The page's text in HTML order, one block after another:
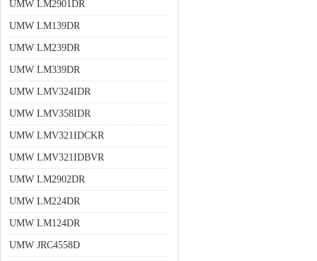
UMW LM2901DR
UMW LM139DR
UMW LM239DR
UMW LM339DR
UMW LMV324IDR
UMW LMV358IDR
UMW LMV321IDCKR
UMW LMV321IDBVR
UMW LM2902DR
UMW LM224DR
UMW LM124DR
UMW JRC4558D